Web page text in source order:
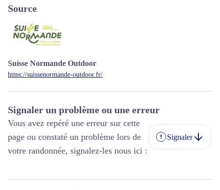
Source
Suisse Normande Outdoor
https://suissenormande-outdoor.fr/
Signaler un problème ou une erreur
Vous avez repéré une erreur sur cette
page ou constaté un problème lors de
votre randonnée, signalez-les nous ici :
Signaler